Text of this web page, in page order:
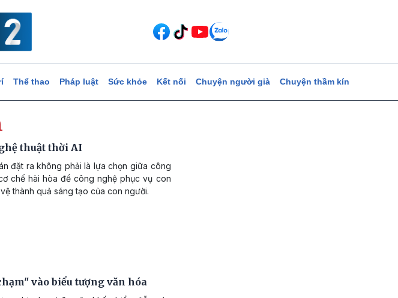
Thể thao Pháp luật Sức khỏe Kết nối Chuyện người già Chuyện thầm kín
thuật thời AI
đặt ra không phải là lựa chọn giữa công
chế hài hòa để công nghệ phục vụ con
thành quả sáng tạo của con người.
vào biểu tượng văn hóa